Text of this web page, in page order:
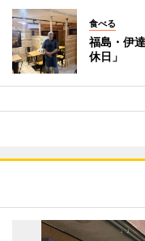
食べる
福島・伊
休日」